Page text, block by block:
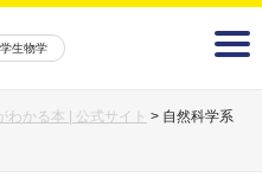
生物学
わかる本 | 公式サイト > 自然科学系